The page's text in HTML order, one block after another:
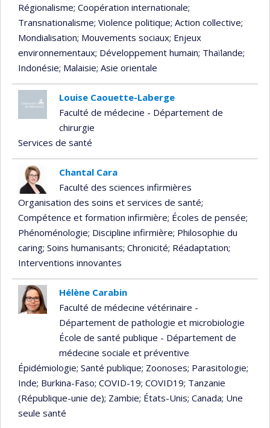
Régionalisme; Coopération internationale;
Transnationalisme; Violence politique; Action collective;
Mondialisation; Mouvements sociaux; Enjeux
environnementaux; Développement humain; Thaïlande;
Indonésie; Malaisie; Asie orientale
Louise Caouette-Laberge
Faculté de médecine - Département de
chirurgie
Services de santé
Chantal Cara
Faculté des sciences infirmières
Organisation des soins et services de santé;
Compétence et formation infirmière; Écoles de pensée;
Phénoménologie; Discipline infirmière; Philosophie du
caring; Soins humanisants; Chronicité; Réadaptation;
Interventions innovantes
Hélène Carabin
Faculté de médecine vétérinaire -
Département de pathologie et microbiologie
École de santé publique - Département de
médecine sociale et préventive
Épidémiologie; Santé publique; Zoonoses; Parasitologie;
Inde; Burkina-Faso; COVID-19; COVID19; Tanzanie
(République-unie de); Zambie; États-Unis; Canada; Une
seule santé